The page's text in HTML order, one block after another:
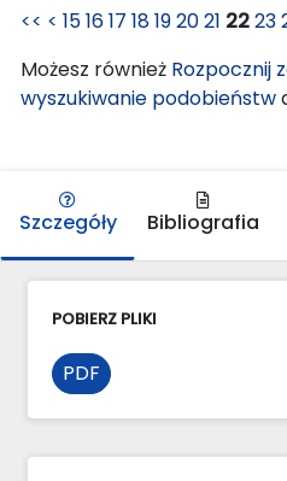
<< < 151617 18192021 2223
Możesz również Rozpocznij
wyszukiwanie podobieństw
Szczegóły Bibliografia
POBIERZ PLIKI
PDF